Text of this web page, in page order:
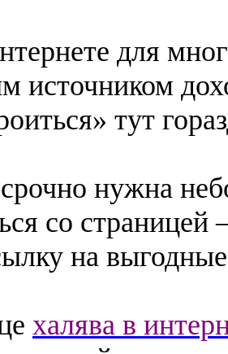
для
источником
тут
нужна
со страницей
на
халява в